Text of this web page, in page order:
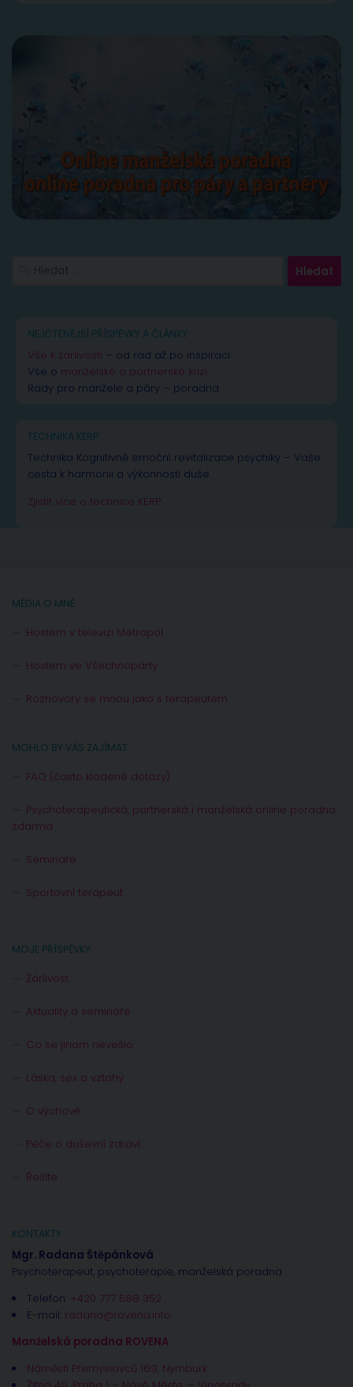
NEJČTENĚJŠÍ PŘÍSPĚVKY A ČLÁNKY
Vše k žárlivosti – od rad až po inspiraci
Vše o manželské a partnerské krizi
Rady pro manžele a páry – poradna
TECHNIKA KERP
Technika Kognitivně emoční revitalizace psychiky – Vaše
cesta k harmonii a výkonnosti duše.
Zjistit více o technice KERP
MÉDIA O MNĚ
Hostem v televizi Metropol
Hostem ve Všechnopárty
Rozhovory se mnou jako s terapeutem
MOHLO BY VÁS ZAJÍMAT
FAQ (často kladené dotazy)
Psychoterapeutická, partnerská i manželská online poradna
zdarma
Semináře
Sportovní terapeut
MOJE PŘÍSPĚVKY
Žárlivost
Aktuality a semináře
Co se jinam nevešlo
Láska, sex a vztahy
O výchově
Péče o duševní zdraví
Řešíte
KONTAKTY
Mgr. Radana Štěpánková
Psychoterapeut, psychoterapie, manželská poradna
Telefon: +420 777 588 352
E-mail: radana@rovena.info
Manželská poradna ROVENA
Náměstí Přemyslovců 169, Nymburk